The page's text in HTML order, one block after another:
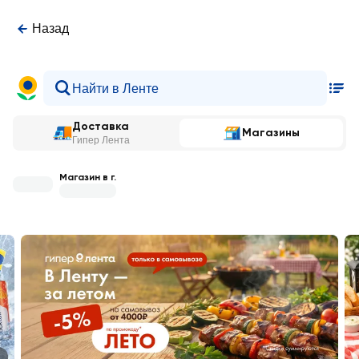
Назад
Доставка
Гипер Лента
Магазины
Магазин в г.